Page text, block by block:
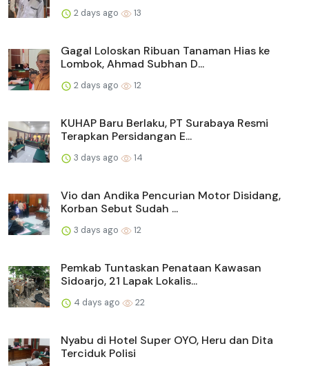
2 days ago 13
Gagal Loloskan Ribuan Tanaman Hias ke
Lombok, Ahmad Subhan D...
2 days ago 12
KUHAP Baru Berlaku, PT Surabaya Resmi
Terapkan Persidangan E...
3 days ago 14
Vio dan Andika Pencurian Motor Disidang,
Korban Sebut Sudah ...
3 days ago 12
Pemkab Tuntaskan Penataan Kawasan
Sidoarjo, 21 Lapak Lokalis...
4 days ago 22
Nyabu di Hotel Super OYO, Heru dan Dita
Terciduk Polisi